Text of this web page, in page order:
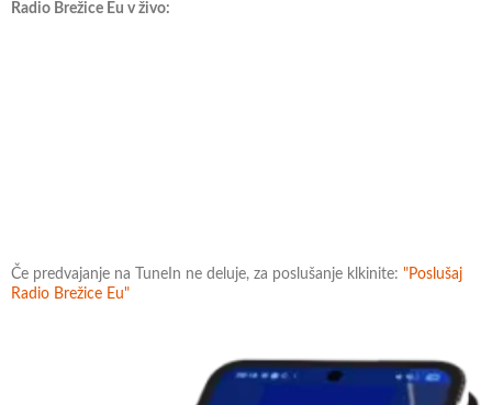
Radio Brežice Eu v živo:
Če predvajanje na TuneIn ne deluje, za poslušanje klkinite: "Poslušaj
Radio Brežice Eu"